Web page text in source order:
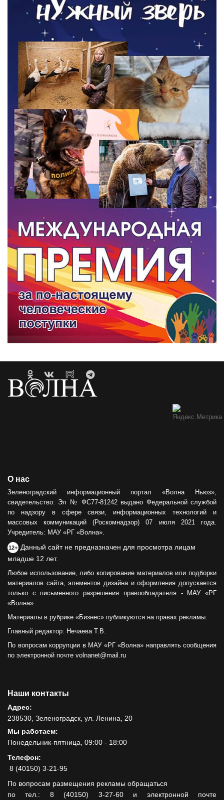
О нас
Зеленоградский информационный портал «Волна Ньюз»,
свидетельство: Эл № ФС77-81242 выдано Федеральной службой
по надзору в сфере связи, информационных технологий и
массовых коммуникаций (Роскомнадзор) 07 июля 2021 года.
Учредитель: МАУ «РГ «Волна».
12+ Данный сайт не предназначен для просмотра лицам
младше 12 лет.
Любое использование, либо копирование материалов или подборки
материалов сайта, элементов дизайна и оформления допускается
только с письменного разрешения правообладателя - МАУ «РГ
«Волна».
Материалы в рубрике «Бизнес» публикуются на правах рекламы.
Главный редактор: Нечаева Т.В.
По вопросам коррупции в МАУ «РГ «Волна» направлять сообщения
по электронной почте volnanet@mail.ru
Наши контакты
Адрес:
238530, Зеленоградск, ул. Ленина, 20
Мы работаем:
Понедельник-пятница, 09:00 - 18:00
Телефон:
8 (40150) 3-21-95
По вопросам размещения рекламы обращаться
по тел.: 8 (40150) 3-27-60 и электронной почте